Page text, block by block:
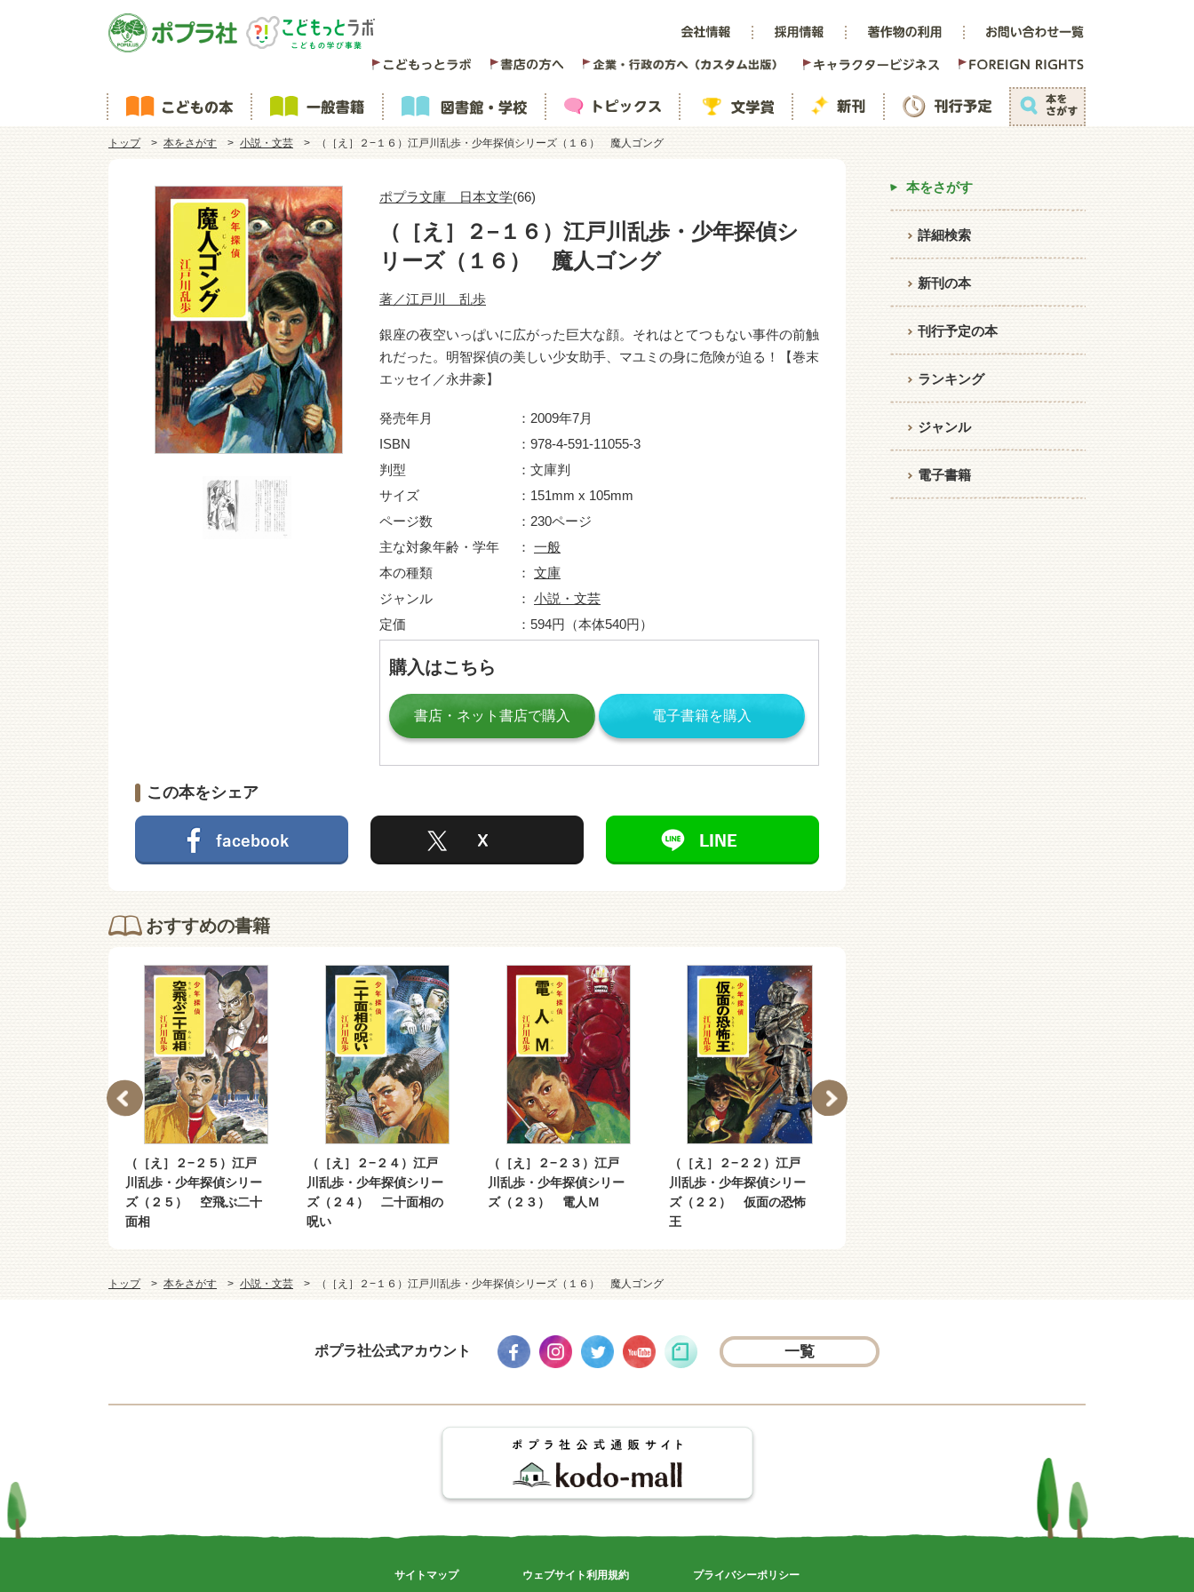
トップ 本をさがす 小説・文芸 （［え］２−１６）江戸川乱歩・少年探偵シリーズ（１６） 魔人ゴング
ポプラ文庫 日本文学(66)
（［え］２−１６）江戸川乱歩・少年探偵シ
リーズ（１６） 魔人ゴング
著／江戸川 乱歩
銀座の夜空いっぱいに広がった巨大な顔。それはとてつもない事件の前触
れだった。明智探偵の美しい少女助手、マユミの身に危険が迫る！【巻末
エッセイ／永井豪】
発売年月
2009年7月
ISBN
978-4-591-11055-3
判型
文庫判
サイズ
151mm x 105mm
ページ数
230ページ
主な対象年齢・学年
一般
本の種類
文庫
ジャンル
小説・文芸
定価
594円（本体540円）
購入はこちら
書店・ネット書店で購入 電子書籍を購入
この本をシェア
おすすめの書籍
（［え］２−２５）江戸
川乱歩・少年探偵シリー
ズ（２５） 空飛ぶ二十
面相
（［え］２−２４）江戸
川乱歩・少年探偵シリー
ズ（２４） 二十面相の
呪い
（［え］２−２３）江戸
川乱歩・少年探偵シリー
ズ（２３） 電人Ｍ
（［え］２−２２）江戸
川乱歩・少年探偵シリー
ズ（２２） 仮面の恐怖
王
本をさがす
詳細検索
新刊の本
刊行予定の本
ランキング
ジャンル
電子書籍
トップ 本をさがす 小説・文芸 （［え］２−１６）江戸川乱歩・少年探偵シリーズ（１６） 魔人ゴング
ポプラ社公式アカウント 一覧
サイトマップ ウェブサイト利用規約 プライバシーポリシー